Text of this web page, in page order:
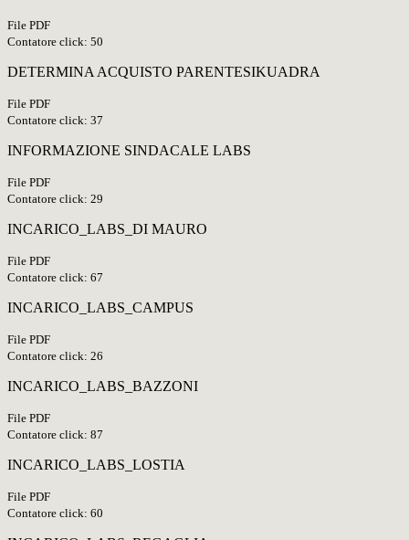
File PDF
Contatore click: 50
DETERMINA ACQUISTO PARENTESIKUADRA
File PDF
Contatore click: 37
INFORMAZIONE SINDACALE LABS
File PDF
Contatore click: 29
INCARICO_LABS_DI MAURO
File PDF
Contatore click: 67
INCARICO_LABS_CAMPUS
File PDF
Contatore click: 26
INCARICO_LABS_BAZZONI
File PDF
Contatore click: 87
INCARICO_LABS_LOSTIA
File PDF
Contatore click: 60